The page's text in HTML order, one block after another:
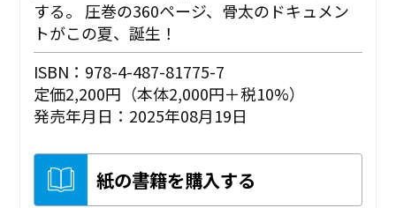
する。 圧巻の360ページ、骨太のドキュメン
トがこの夏、誕生！
ISBN：978-4-487-81775-7
定価2,200円（本体2,000円＋税10%）
発売年月日：2025年08月19日
紙の書籍を購入する